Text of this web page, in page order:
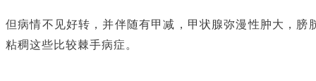
但病情不见好转，并伴随有甲减，甲状腺弥漫性肿大，膀
粘稠这些比较棘手病症。